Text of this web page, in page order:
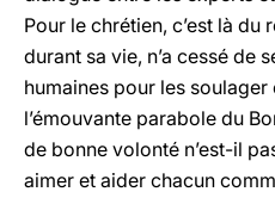
Pour le chrétien, c’est là du
durant sa vie, n’a cessé de
humaines pour les soulager
l’émouvante parabole du
de bonne volonté n’est-il
aimer et aider chacun